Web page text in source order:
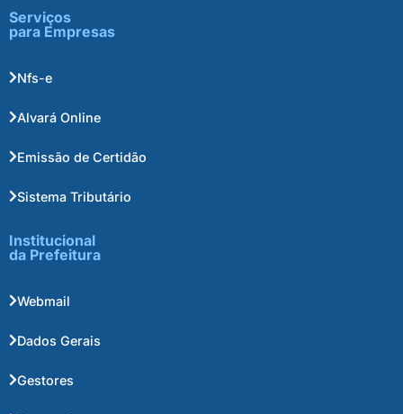
Serviços
para Empresas
Nfs-e
Alvará Online
Emissão de Certidão
Sistema Tributário
Institucional
da Prefeitura
Webmail
Dados Gerais
Gestores